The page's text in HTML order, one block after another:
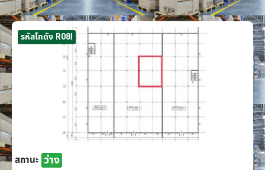
รหัสโกดัง R08I
สถานะ ว่าง